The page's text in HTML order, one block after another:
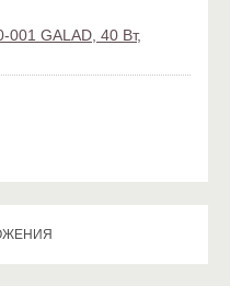
001 GALAD, 40 Вт,